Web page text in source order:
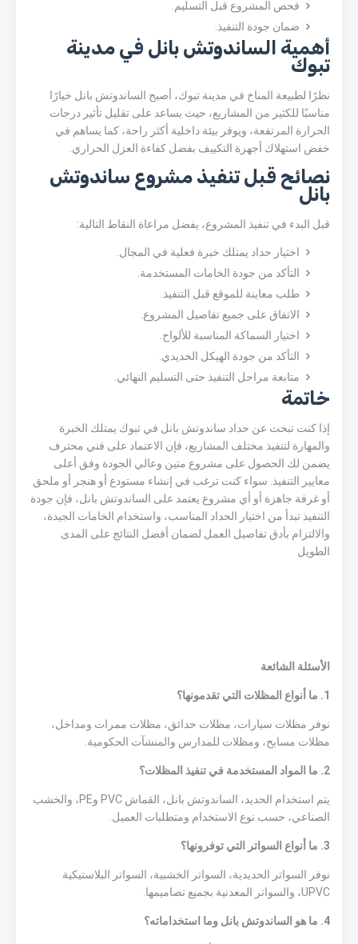
فحص المشروع قبل التسليم.
ضمان جودة التنفيذ.
أهمية الساندوتش بانل في مدينة
تبوك
نظرًا لطبيعة المناخ في مدينة تبوك، أصبح الساندوتش بانل خيارًا
مناسبًا للكثير من المشاريع، حيث يساعد على تقليل تأثير درجات
الحرارة المرتفعة، ويوفر بيئة داخلية أكثر راحة، كما يساهم في
خفض استهلاك أجهزة التكييف بفضل كفاءة العزل الحراري.
نصائح قبل تنفيذ مشروع ساندوتش
بانل
قبل البدء في تنفيذ المشروع، يفضل مراعاة النقاط التالية:
اختيار حداد يمتلك خبرة فعلية في المجال.
التأكد من جودة الخامات المستخدمة.
طلب معاينة للموقع قبل التنفيذ.
الاتفاق على جميع تفاصيل المشروع.
اختيار السماكة المناسبة للألواح.
التأكد من جودة الهيكل الحديدي.
متابعة مراحل التنفيذ حتى التسليم النهائي.
خاتمة
إذا كنت تبحث عن حداد ساندوتش بانل في تبوك يمتلك الخبرة
والمهارة لتنفيذ مختلف المشاريع، فإن الاعتماد على فني محترف
يضمن لك الحصول على مشروع متين وعالي الجودة وفق أعلى
معايير التنفيذ. سواء كنت ترغب في إنشاء مستودع أو هنجر أو ملحق
أو غرفة جاهزة أو أي مشروع يعتمد على الساندوتش بانل، فإن جودة
التنفيذ تبدأ من اختيار الحداد المناسب، واستخدام الخامات الجيدة،
والالتزام بأدق تفاصيل العمل لضمان أفضل النتائج على المدى
الطويل
الأسئلة الشائعة
1. ما أنواع المظلات التي تقدمونها؟
نوفر مظلات سيارات، مظلات حدائق، مظلات ممرات ومداخل،
مظلات مسابح، ومظلات للمدارس والمنشآت الحكومية.
2. ما المواد المستخدمة في تنفيذ المظلات؟
يتم استخدام الحديد، الساندوتش بانل، القماش PVC وPE، والخشب
الصناعي، حسب نوع الاستخدام ومتطلبات العميل.
3. ما أنواع السواتر التي توفرونها؟
نوفر السواتر الحديدية، السواتر الخشبية، السواتر البلاستيكية
UPVC، والسواتر المعدنية بجميع تصاميمها.
4. ما هو الساندوتش بانل وما استخداماته؟